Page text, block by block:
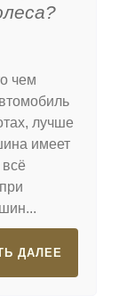
чем
лучше
имеет
ДАЛЕЕ